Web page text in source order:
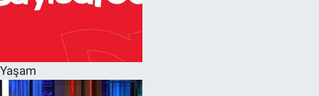
Yaşam